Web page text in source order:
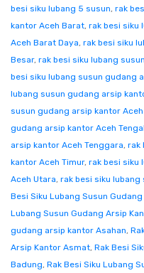
besi siku lubang 5 susun, rak
kantor Aceh Barat, rak besi siku
Aceh Barat Daya, rak besi siku
Besar, rak besi siku lubang
besi siku lubang susun gudang
lubang susun gudang arsip
susun gudang arsip kantor Aceh
gudang arsip kantor Aceh
arsip kantor Aceh Tenggara, rak
kantor Aceh Timur, rak besi siku
Aceh Utara, rak besi siku
Besi Siku Lubang Susun
Lubang Susun Gudang Arsip
gudang arsip kantor Asahan,
Arsip Kantor Asmat, Rak Besi
Badung, Rak Besi Siku Lubang